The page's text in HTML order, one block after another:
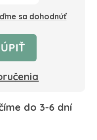
sa dohodnúť
do 3-6 dní